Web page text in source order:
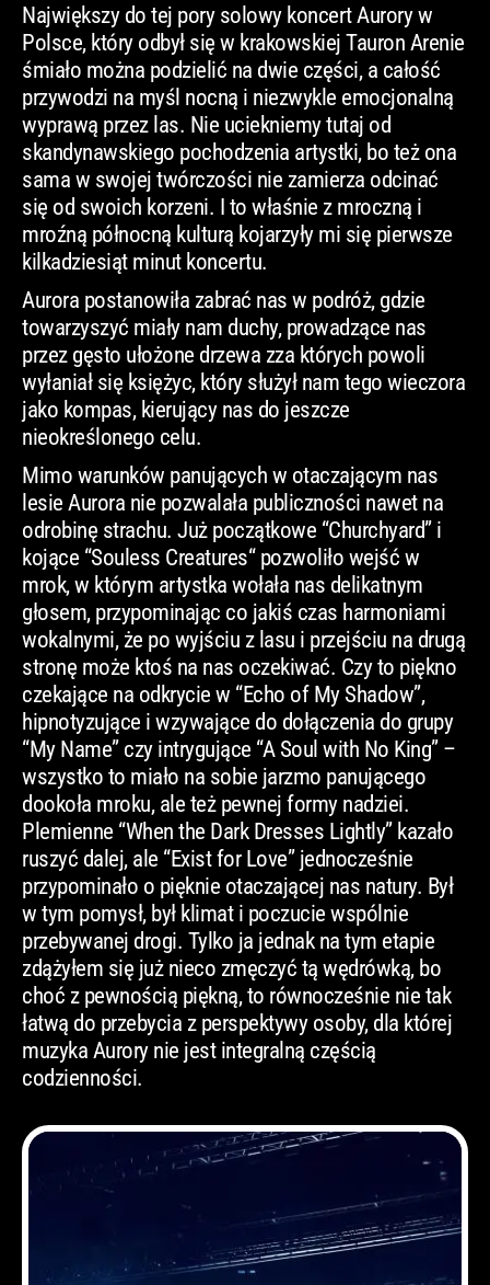
Największy do tej pory solowy koncert Aurory w
Polsce, który odbył się w krakowskiej Tauron Arenie
śmiało można podzielić na dwie części, a całość
przywodzi na myśl nocną i niezwykle emocjonalną
wyprawą przez las. Nie uciekniemy tutaj od
skandynawskiego pochodzenia artystki, bo też ona
sama w swojej twórczości nie zamierza odcinać
się od swoich korzeni. I to właśnie z mroczną i
mroźną północną kulturą kojarzyły mi się pierwsze
kilkadziesiąt minut koncertu.
Aurora postanowiła zabrać nas w podróż, gdzie
towarzyszyć miały nam duchy, prowadzące nas
przez gęsto ułożone drzewa zza których powoli
wyłaniał się księżyc, który służył nam tego wieczora
jako kompas, kierujący nas do jeszcze
nieokreślonego celu.
Mimo warunków panujących w otaczającym nas
lesie Aurora nie pozwalała publiczności nawet na
odrobinę strachu. Już początkowe “Churchyard” i
kojące “Souless Creatures“ pozwoliło wejść w
mrok, w którym artystka wołała nas delikatnym
głosem, przypominając co jakiś czas harmoniami
wokalnymi, że po wyjściu z lasu i przejściu na drugą
stronę może ktoś na nas oczekiwać. Czy to piękno
czekające na odkrycie w “Echo of My Shadow”,
hipnotyzujące i wzywające do dołączenia do grupy
“My Name” czy intrygujące “A Soul with No King” –
wszystko to miało na sobie jarzmo panującego
dookoła mroku, ale też pewnej formy nadziei.
Plemienne “When the Dark Dresses Lightly” kazało
ruszyć dalej, ale “Exist for Love” jednocześnie
przypominało o pięknie otaczającej nas natury. Był
w tym pomysł, był klimat i poczucie wspólnie
przebywanej drogi. Tylko ja jednak na tym etapie
zdążyłem się już nieco zmęczyć tą wędrówką, bo
choć z pewnością piękną, to równocześnie nie tak
łatwą do przebycia z perspektywy osoby, dla której
muzyka Aurory nie jest integralną częścią
codzienności.